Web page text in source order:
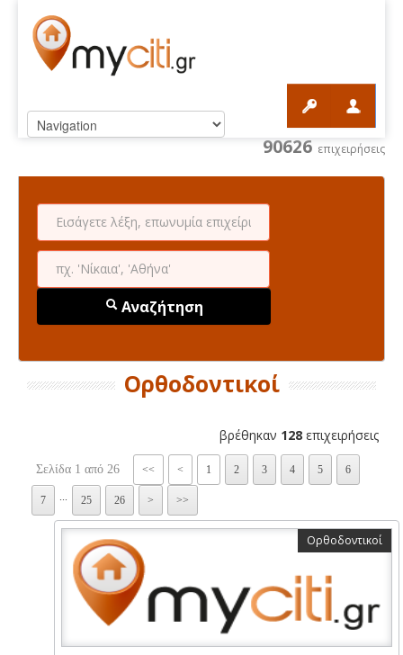
90626 επιχειρήσεις
Αναζήτηση
Ορθοδοντικοί
βρέθηκαν 128 επιχειρήσεις
Σελίδα 1 από 26 << < 1 2 3 4 5 6
7 25 26 > >>
Ορθοδοντικοί